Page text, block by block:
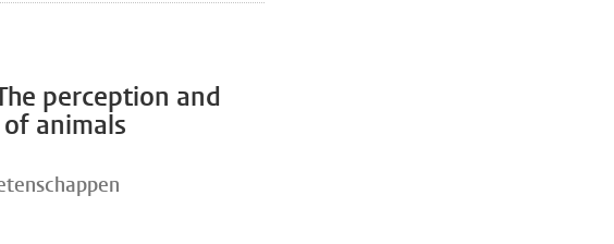
perception and
animals